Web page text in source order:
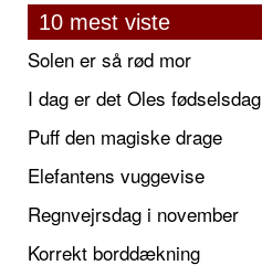
10 mest viste
Solen er så rød mor
I dag er det Oles fødselsdag
Puff den magiske drage
Elefantens vuggevise
Regnvejrsdag i november
Korrekt borddækning